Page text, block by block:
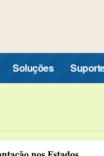
Soluções